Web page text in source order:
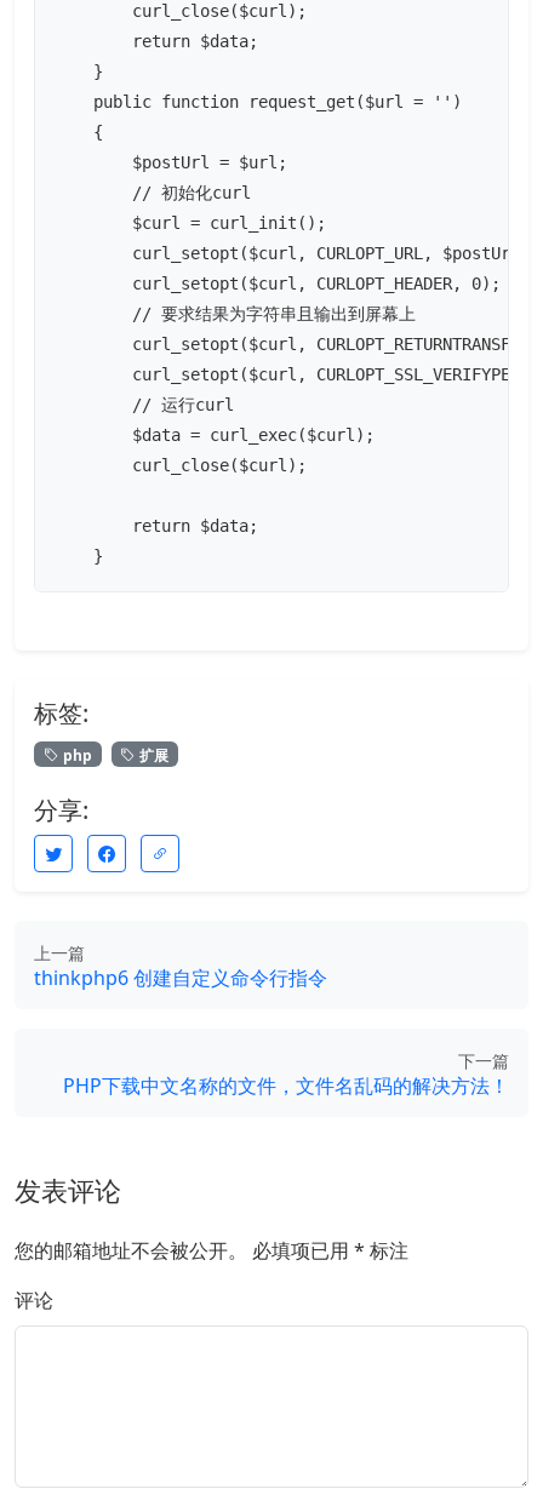
curl_close($curl);
return $data;
}
public function request_get($url = '')
{
$postUrl = $url;
// 初始化curl
$curl = curl_init();
curl_setopt($curl, CURLOPT_URL, $postUrl);
curl_setopt($curl, CURLOPT_HEADER, 0);
// 要求结果为字符串且输出到屏幕上
curl_setopt($curl,
curl_setopt($curl,
// 运行curl
$data = curl_exec($curl);
curl_close($curl);
return $data;
}
标签:
php 扩展
分享:
上一篇
thinkphp6 创建自定义命令行指令
下一篇
PHP下载中文名称的文件，文件名乱码的解决方法！
发表评论
您的邮箱地址不会被公开。 必填项已用 * 标注
评论